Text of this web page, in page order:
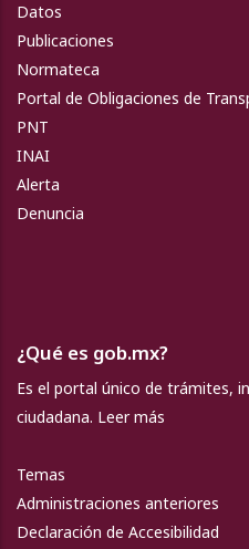
Datos
Publicaciones
Normateca
Portal de Obligaciones de
PNT
INAI
Alerta
Denuncia
¿Qué es gob.mx?
Es el portal único de trámites,
ciudadana. Leer más
Temas
Administraciones anteriores
Declaración de Accesibilidad